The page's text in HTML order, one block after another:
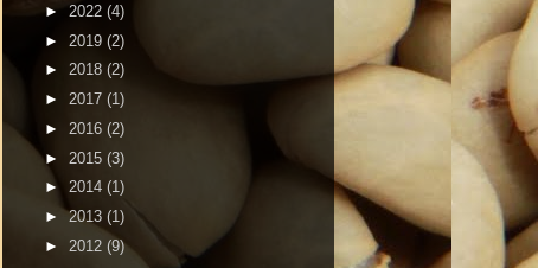
► 2022 (4)
► 2019 (2)
► 2018 (2)
► 2017 (1)
► 2016 (2)
► 2015 (3)
► 2014 (1)
►2013 (1)
► 2012 (9)